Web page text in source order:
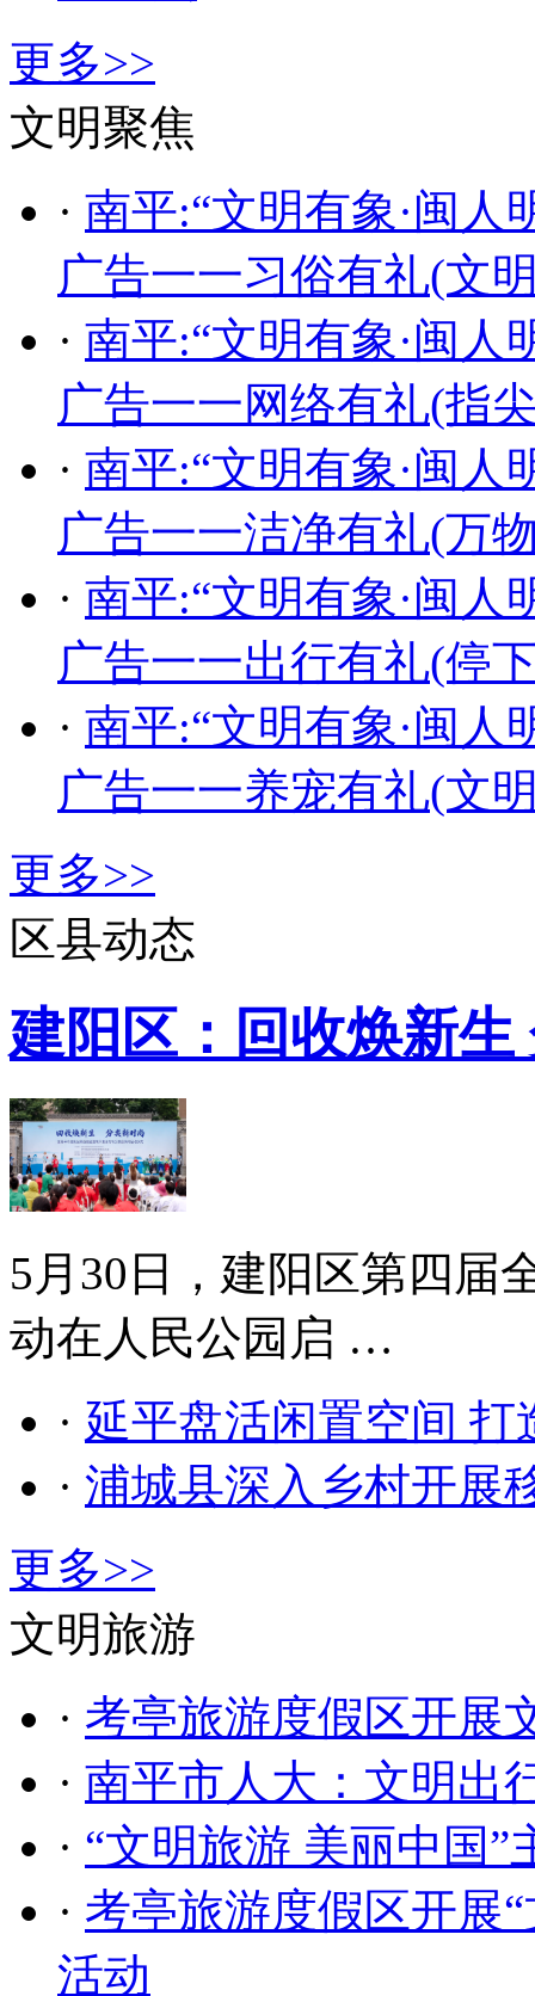
更多>>
文明聚焦
· 南平:“文明有象·闽人
广告一一习俗有礼(文
· 南平:“文明有象·闽人
广告一一网络有礼(指
· 南平:“文明有象·闽人
广告一一洁净有礼(万
· 南平:“文明有象·闽人
广告一一出行有礼(停
· 南平:“文明有象·闽人
广告一一养宠有礼(文
更多>>
区县动态
建阳区：回收焕新生
5月30日，建阳区第四届
动在人民公园启 …
· 延平盘活闲置空间
· 浦城县深入乡村开展
更多>>
文明旅游
· 考亭旅游度假区开展
· 南平市人大：文明出
· “文明旅游 美丽中国
· 考亭旅游度假区开展
活动